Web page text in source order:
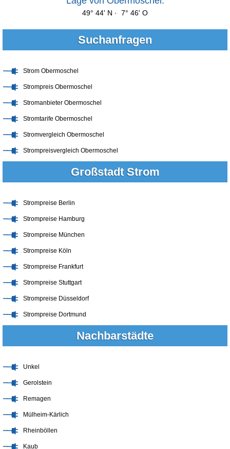
49° 44' N · 7° 46' O
Suchanfragen
Strom Obermoschel
Strompreis Obermoschel
Stromanbieter Obermoschel
Stromtarife Obermoschel
Stromvergleich Obermoschel
Strompreisvergleich Obermoschel
Großstadt Strom
Strompreise Berlin
Strompreise Hamburg
Strompreise München
Strompreise Köln
Strompreise Frankfurt
Strompreise Stuttgart
Strompreise Düsseldorf
Strompreise Dortmund
Nachbarstädte
Unkel
Gerolstein
Remagen
Mülheim-Kärlich
Rheinböllen
Kaub